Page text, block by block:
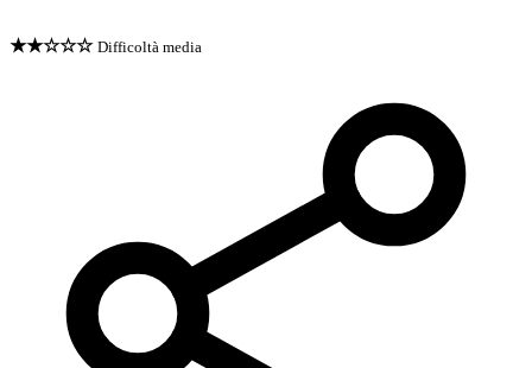
★★☆☆☆ Difficoltà media